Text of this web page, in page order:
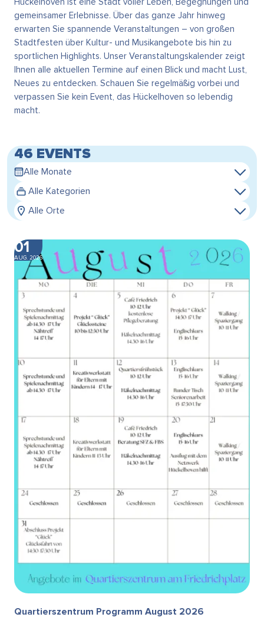
gemeinsamer Erlebnisse. Über das ganze Jahr hinweg
erwarten Sie spannende Veranstaltungen – von großen
Stadtfesten über Kultur- und Musikangebote bis hin zu
sportlichen Highlights. Unser Veranstaltungskalender zeigt
Ihnen alle aktuellen Termine auf einen Blick und macht Lust,
Neues zu entdecken. Schauen Sie regelmäßig vorbei und
verpassen Sie kein Event, das Hückelhoven so lebendig
macht.
46 EVENTS
Alle Monate
Alle Kategorien
Alle Orte
01
AUG. 2026
Quartierszentrum Programm August 2026